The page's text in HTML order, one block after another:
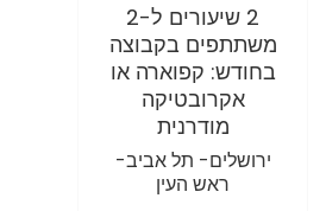
2 שיעורים ל-2
משתתפים בקבוצה
בחודש: קפוארה או
אקרובטיקה
מודרנית
ירושלים- תל אביב-
ראש העין